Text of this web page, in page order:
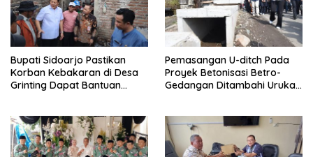
Bupati Sidoarjo Pastikan
Korban Kebakaran di Desa
Grinting Dapat Bantuan
Pemasangan U-ditch Pada
Proyek Betonisasi Betro-
Gedangan Ditambahi Urukan